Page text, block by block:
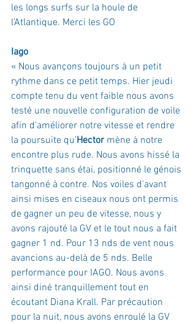
les longs surfs sur la houle de
l’Atlantique. Merci les GO
Iago
« Nous avançons toujours à un petit
rythme dans ce petit temps. Hier jeudi
compte tenu du vent faible nous avons
testé une nouvelle configuration de voile
afin d’améliorer notre vitesse et rendre
la poursuite qu’Hector mène à notre
encontre plus rude. Nous avons hissé la
trinquette sans étai, positionné le génois
tangonné à contre. Nos voiles d’avant
ainsi mises en ciseaux nous ont permis
de gagner un peu de vitesse, nous y
avons rajouté la GV et le tout nous a fait
gagner 1 nd. Pour 13 nds de vent nous
avancions au-delà de 5 nds. Belle
performance pour IAGO. Nous avons
ainsi diné tranquillement tout en
écoutant Diana Krall. Par précaution
pour la nuit, nous avons enroulé la GV